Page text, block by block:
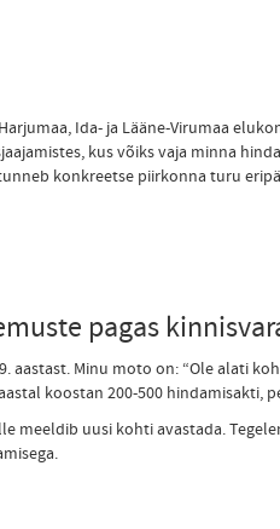
Ida- ja Lääne-Virumaa
kus võiks vaja minna
konkreetse piirkonna turu
pagas
Minu moto on: “Ole alati
koostan 200-500 hindamisakti,
meeldib uusi kohti avastada.